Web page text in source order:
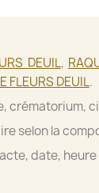
DEUIL,
FLEURS DEUIL.
crématorium,
selon la
date,